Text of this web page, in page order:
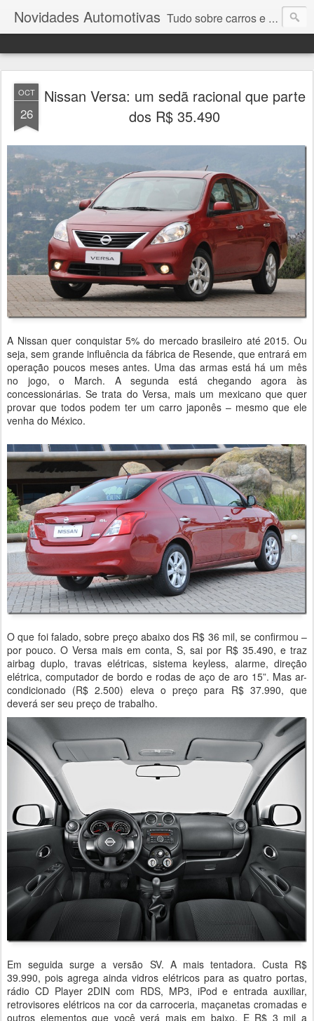
Novidades Automotivas Tudo sobre carros e motores
OCT
26
Nissan Versa: um sedã racional que parte
dos R$ 35.490
A Nissan quer conquistar 5% do mercado brasileiro até 2015. Ou
seja, sem grande influência da fábrica de Resende, que entrará em
operação poucos meses antes. Uma das armas está há um mês
no jogo, o March. A segunda está chegando agora às
concessionárias. Se trata do Versa, mais um mexicano que quer
provar que todos podem ter um carro japonês – mesmo que ele
venha do México.
O que foi falado, sobre preço abaixo dos R$ 36 mil, se confirmou –
por pouco. O Versa mais em conta, S, sai por R$ 35.490, e traz
airbag duplo, travas elétricas, sistema keyless, alarme, direção
elétrica, computador de bordo e rodas de aço de aro 15”. Mas ar-
condicionado (R$ 2.500) eleva o preço para R$ 37.990, que
deverá ser seu preço de trabalho.
Em seguida surge a versão SV. A mais tentadora. Custa R$
39.990, pois agrega ainda vidros elétricos para as quatro portas,
rádio CD Player 2DIN com RDS, MP3, iPod e entrada auxiliar,
retrovisores elétricos na cor da carroceria, maçanetas cromadas e
outros elementos que você verá mais em baixo. E R$ 3 mil a